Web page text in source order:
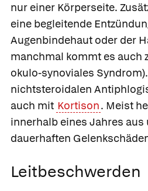
nur einer Körperseite.
eine begleitende
Augenbindehaut oder der
manchmal kommt es auch
okulo-synoviales
nichtsteroidalen
auch mit Kortison. Meist
innerhalb eines Jahres
dauerhaften
Leitbeschwerden